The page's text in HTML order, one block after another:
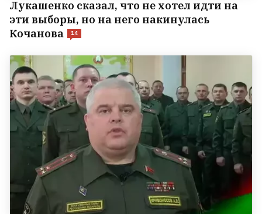
Лукашенко сказал, что не хотел идти на
эти выборы, но на него накинулась
Кочанова
14